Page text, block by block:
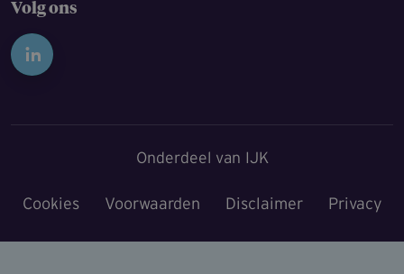
Volg ons
Onderdeel van IJK
Voet
Cookies Voorwaarden Disclaimer Privacy